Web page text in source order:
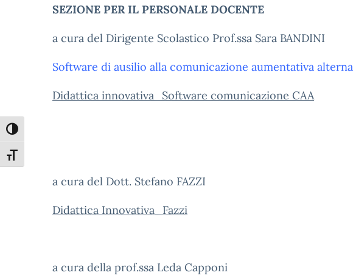
Attiva/disattiva alto contrasto
Attiva/disattiva dimensione testo
SEZIONE PER IL PERSONALE DOCENTE
a cura del Dirigente Scolastico Prof.ssa Sara BANDINI
Software di ausilio alla comunicazione aumentativa
Didattica innovativa_Software comunicazione CAA
a cura del Dott. Stefano FAZZI
Didattica Innovativa_Fazzi
a cura della prof.ssa Leda Capponi